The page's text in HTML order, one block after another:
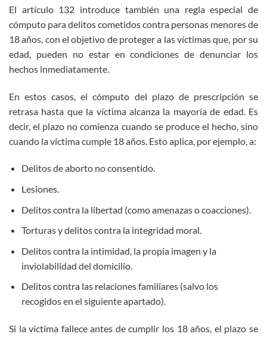
El artículo 132 introduce también una regla especial de
cómputo para delitos cometidos contra personas menores de
18 años, con el objetivo de proteger a las víctimas que, por su
edad, pueden no estar en condiciones de denunciar los
hechos inmediatamente.
En estos casos, el cómputo del plazo de prescripción se
retrasa hasta que la víctima alcanza la mayoría de edad. Es
decir, el plazo no comienza cuando se produce el hecho, sino
cuando la víctima cumple 18 años. Esto aplica, por ejemplo, a:
Delitos de aborto no consentido.
Lesiones.
Delitos contra la libertad (como amenazas o coacciones).
Torturas y delitos contra la integridad moral.
Delitos contra la intimidad, la propia imagen y la
inviolabilidad del domicilio.
Delitos contra las relaciones familiares (salvo los
recogidos en el siguiente apartado).
Si la víctima fallece antes de cumplir los 18 años, el plazo se